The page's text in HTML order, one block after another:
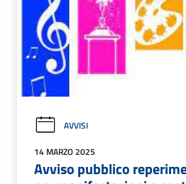
AVVISI
14 MARZO 2025
Avviso pubblico